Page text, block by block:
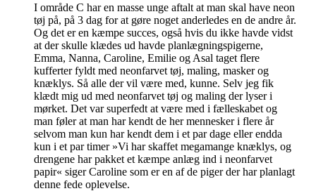
I område C har en masse unge aftalt at man skal have neon
tøj på, på 3 dag for at gøre noget anderledes en de andre år.
Og det er en kæmpe succes, også hvis du ikke havde vidst
at der skulle klædes ud havde planlægningspigerne,
Emma, Nanna, Caroline, Emilie og Asal taget flere
kufferter fyldt med neonfarvet tøj, maling, masker og
knæklys. Så alle der vil være med, kunne. Selv jeg fik
klædt mig ud med neonfarvet tøj og maling der lyser i
mørket. Det var superfedt at være med i fælleskabet og
man føler at man har kendt de her mennesker i flere år
selvom man kun har kendt dem i et par dage eller endda
kun i et par timer »Vi har skaffet megamange knæklys, og
drengene har pakket et kæmpe anlæg ind i neonfarvet
papir« siger Caroline som er en af de piger der har planlagt
denne fede oplevelse.